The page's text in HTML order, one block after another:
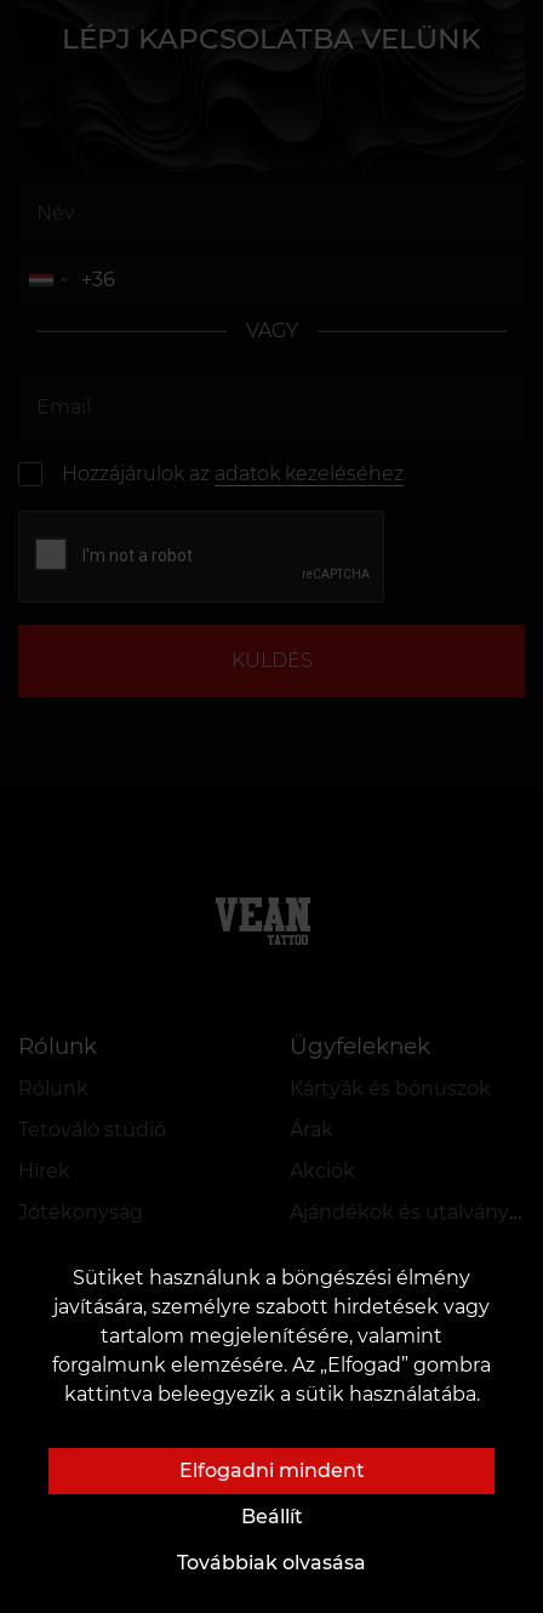
LÉPJ KAPCSOLATBA VELÜNK
VAGY
Hozzájárulok az adatok kezeléséhez
KÜLDÉS
Rólunk
Rólunk
Tetováló stúdió
Hírek
Jótékonyság
Partnerség
Ügyfeleknek
Kártyák és bónuszok
Árak
Akciók
Ajándékok és utalványok
Gondozás
Jövőbeli mestereknek
Oktatás
Tetoválási ötletek
Szerzői vázlatok
Vázlat katalógus
Sütiket használunk a böngészési élmény
javítására, személyre szabott hirdetések vagy
tartalom megjelenítésére, valamint
forgalmunk elemzésére. Az „Elfogad” gombra
kattintva beleegyezik a sütik használatába.
Elfogadni mindent
Beállít
Továbbiak olvasása